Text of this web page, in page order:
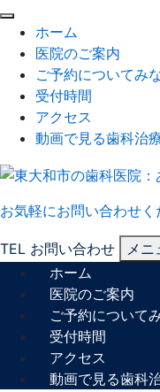
ホーム
医院のご案内
ご予約についてみ
受付時間
アクセス
動画で見る歯科治
お気軽にお問い合わせく
TEL お問い合わせ
メニ
ホーム
医院のご案内
ご予約について
受付時間
アクセス
動画で見る歯科